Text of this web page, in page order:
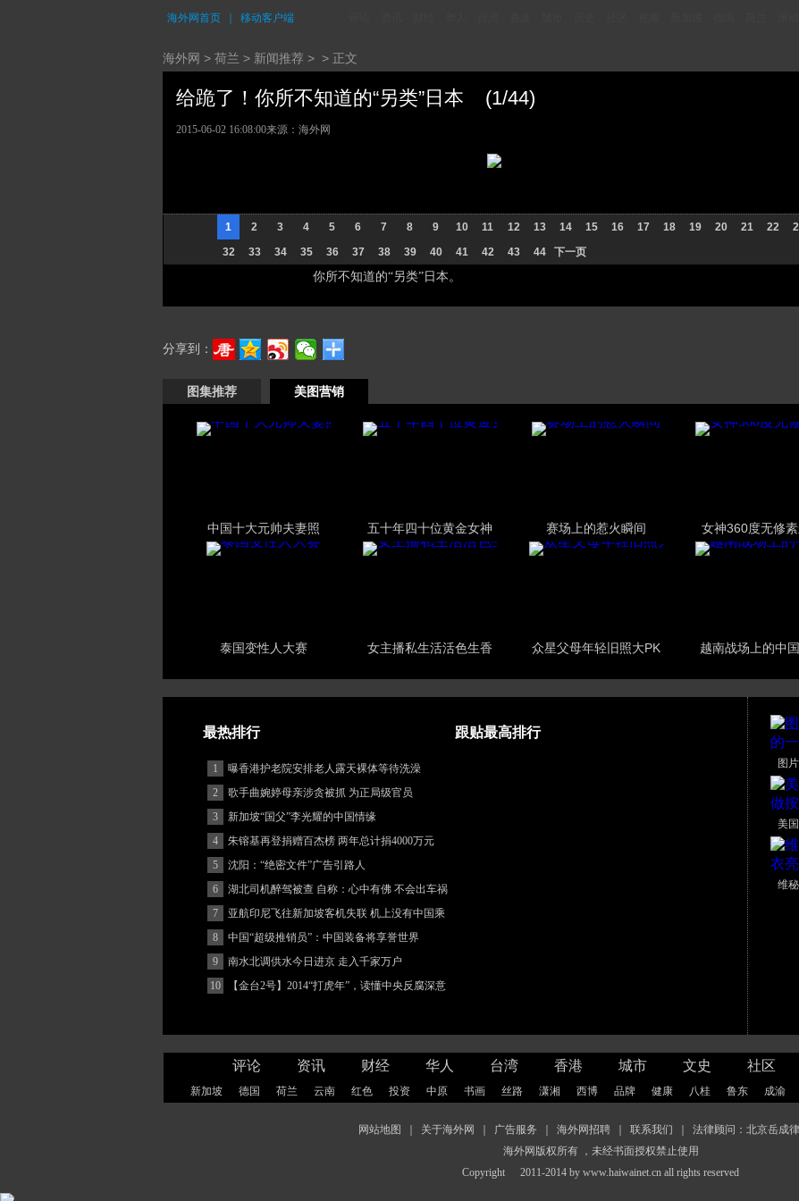
海外网首页 移动客户端
海外网 > 荷兰 > 新闻推荐 > > 正文
给跪了！你所不知道的“另类”日本 (1/44)
2015-06-02 16:08:00来源：海外网
1 2 3 4 5 6 7 8 9 10 11 12 13 14 15 16 17 18 19 20 21 22
32
33 34 35 36 37 38 39 40 41 42 43 44 下一页
你所不知道的“另类”日本。
分享到：
图集推荐 美图营销
中国十大元帅夫妻照 五十年四十位黄金女神 赛场上的惹火瞬间 女神360度无修
泰国变性人大赛 女主播私生活活色生香 众星父母年轻旧照大PK 越南战场上的中
最热排行 跟贴最高排行
1
曝香港护老院安排老人露天裸体等待洗澡
2
歌手曲婉婷母亲涉贪被抓 为正局级官员
3
新加坡“国父”李光耀的中国情缘
4
朱镕基再登捐赠百杰榜 两年总计捐4000万元
5
沈阳：“绝密文件”广告引路人
6
湖北司机醉驾被查 自称：心中有佛 不会出车祸
(图)
7
亚航印尼飞往新加坡客机失联 机上没有中国乘
客
8
中国“超级推销员”：中国装备将享誉世界
9
南水北调供水今日进京 走入千家万户
10
【金台2号】2014“打虎年”，读懂中央反腐深意
图
美
维
评论 资讯 财经 华人 台湾 香港 城市 文史 社区
新加坡 德国 荷兰 云南 红色 投资 中原 书画 丝路 潇湘 西博 品牌 健康 八桂 鲁东 成渝
网站地图 关于海外网 广告服务 海外网招聘 联系我们
法律顾问：北京岳成
海外网版权所有 ，未经书面授权禁止使用
Copyright
2011-2014 by www.haiwainet.cn all rights reserved